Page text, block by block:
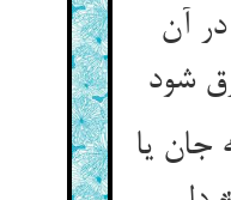
آن
جان یا